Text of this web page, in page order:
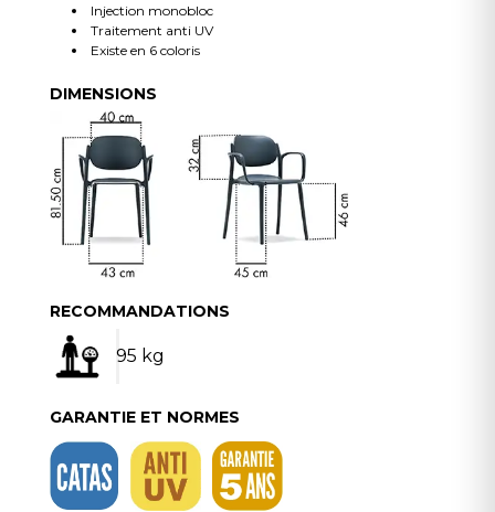
Injection monobloc
Traitement anti UV
Existe en 6 coloris
DIMENSIONS
RECOMMANDATIONS
95 kg
GARANTIE ET NORMES